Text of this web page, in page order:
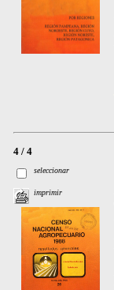
4 / 4
seleccionar
imprimir